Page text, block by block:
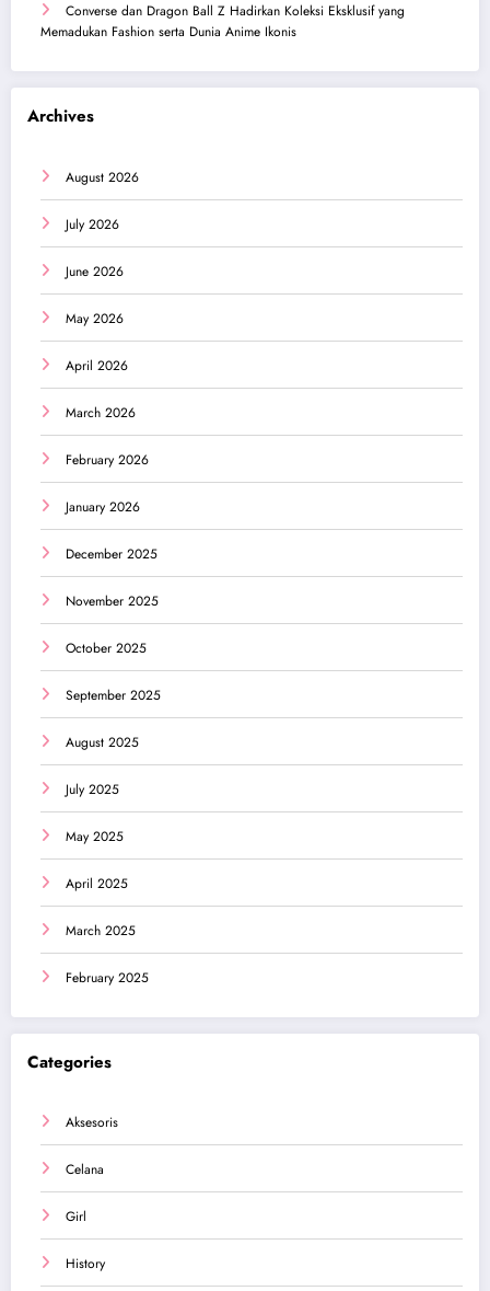
Converse dan Dragon Ball Z Hadirkan Koleksi Eksklusif yang
Memadukan Fashion serta Dunia Anime Ikonis
Archives
August 2026
July 2026
June 2026
May 2026
April 2026
March 2026
February 2026
January 2026
December 2025
November 2025
October 2025
September 2025
August 2025
July 2025
May 2025
April 2025
March 2025
February 2025
Categories
Aksesoris
Celana
Girl
History